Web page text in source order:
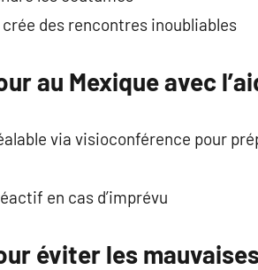
des rencontres inoubliables
au Mexique avec
via visioconférence pour
en cas d’imprévu
éviter les